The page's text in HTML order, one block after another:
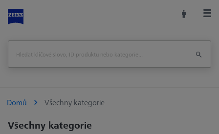
Domů Všechny kategorie
Všechny kategorie